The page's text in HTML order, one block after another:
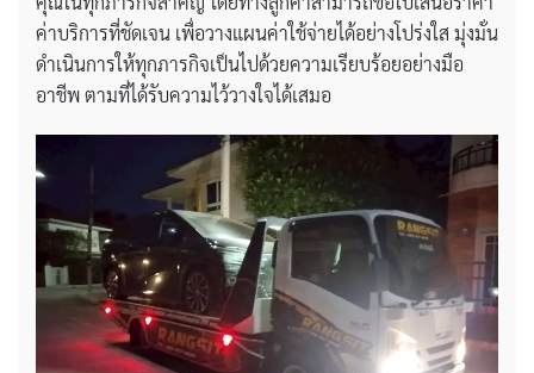
ค่าบริการที่ชัดเจน เพื่อวางแผนค่าใช้จ่ายได้อย่างโปร่งใส มุ่งมั่น
ดำเนินการให้ทุกภารกิจเป็นไปด้วยความเรียบร้อยอย่างมือ
อาชีพ ตามที่ได้รับความไว้วางใจได้เสมอ